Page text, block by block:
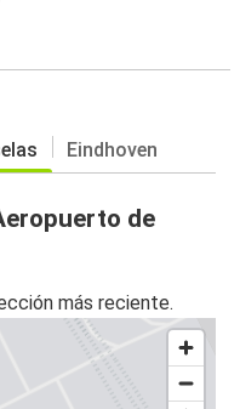
Eindhoven
de
más reciente.